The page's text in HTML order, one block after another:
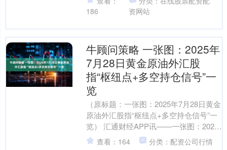
国与欧盟于周日达成贸....
186
资网站
牛顾问策略 一张图：2025年
7月28日黄金原油外汇股
指“枢纽点+多空持仓信号”一
览
（原标题：一张图：2025年7月28日黄金
原油外汇股指“枢纽点+多空持仓信号”一
览） 汇通财经APP讯——一张图：2025
年7月28日黄金原油外汇股指“枢纽点+....
查看：164 分类：配资公司行情